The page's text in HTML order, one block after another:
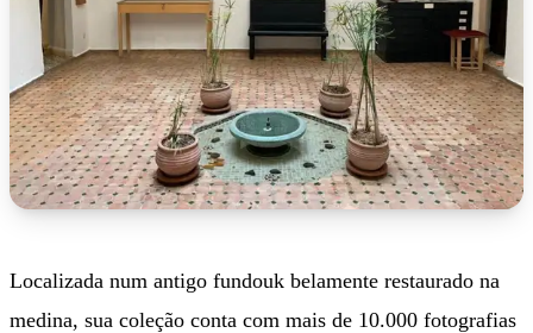
Localizada num antigo fundouk belamente restaurado na
medina, sua coleção conta com mais de 10.000 fotografias